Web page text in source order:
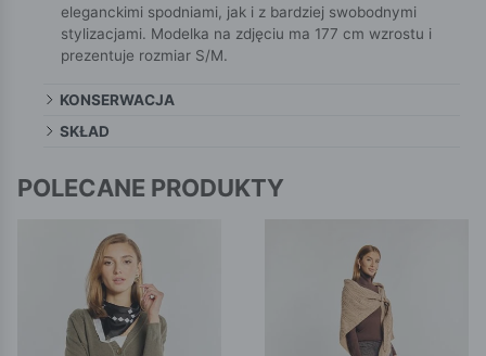
eleganckimi spodniami, jak i z bardziej swobodnymi
stylizacjami. Modelka na zdjęciu ma 177 cm wzrostu i
prezentuje rozmiar S/M.
KONSERWACJA
SKŁAD
POLECANE PRODUKTY